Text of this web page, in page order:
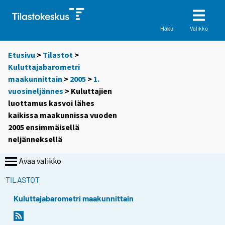
Haku Valikko
Etusivu > Tilastot >
Kuluttajabarometri
maakunnittain > 2005 > 1.
vuosineljännes > Kuluttajien
luottamus kasvoi lähes
kaikissa maakunnissa vuoden
2005 ensimmäisellä
neljänneksellä
Avaa valikko
TILASTOT
Kuluttajabarometri maakunnittain